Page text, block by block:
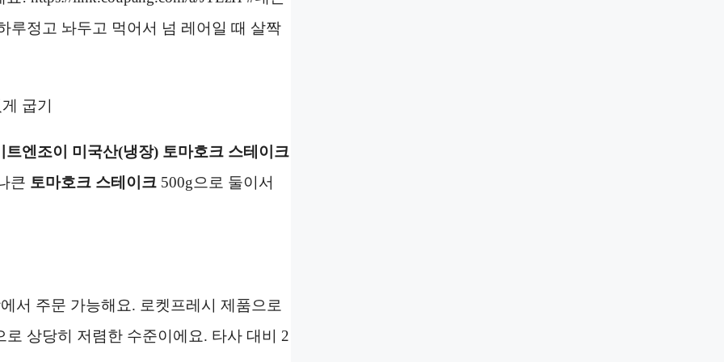
루정고 놔두고 먹어서 넘 레어일 때 살짝
굽기
트엔조이 미국산(냉장) 토마호크 스테이크
큰 토마호크 스테이크 500g으로 둘이서
서 주문 가능해요. 로켓프레시 제품으로
상당히 저렴한 수준이에요. 타사 대비 2